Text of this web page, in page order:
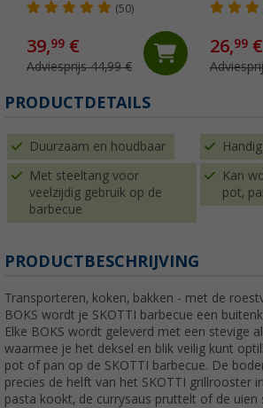
(50)
39,99 €
Adviesprijs 44,99 €
delige
26,99€
PRODUCTDETAILS
Duurzaam en houdbaar
Met steeltang voor
veelzijdig gebruik op de
barbecue
Kan
pot,
PRODUCTBESCHRIJVING
Transporteren, koken, bakken - met de
BOKS wordt je SKOTTI barbecue een
Elke BOKS wordt geleverd met een stevige
waarmee je het deksel en blik veilig kunt
pot of pan op de SKOTTI barbecue. De
precies de helft van het SKOTTI grillrooster
pasta kookt, de currysaus pruttelt of de uien